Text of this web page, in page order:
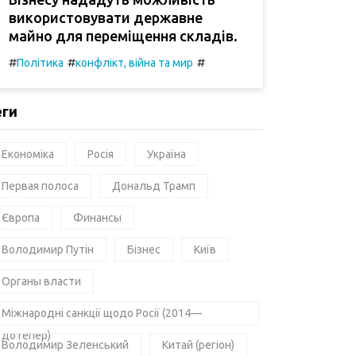
використовувати державне
майно для переміщення складів.
#Політика #конфлікт, війна та мир #
Економіка Росія Україна
Первая полоса Дональд Трамп
Європа Финансы
Володимир Путін Бізнес Київ
Органы власти
Міжнародні санкції щодо Росії (2014—
дотепер)
Володимир Зеленський Китай (регіон)